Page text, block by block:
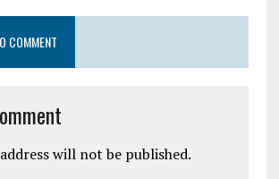
COMMENT
will not be published.